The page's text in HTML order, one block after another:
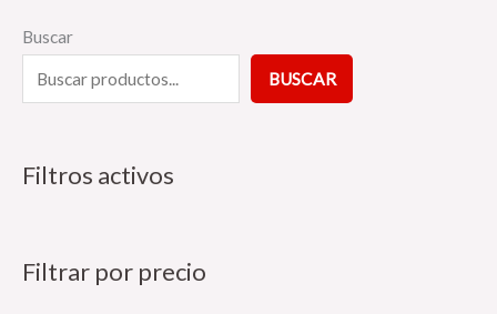
Buscar
BUSCAR
Filtros activos
Filtrar por precio
r
d
t
p
r
d
t
p
o
c